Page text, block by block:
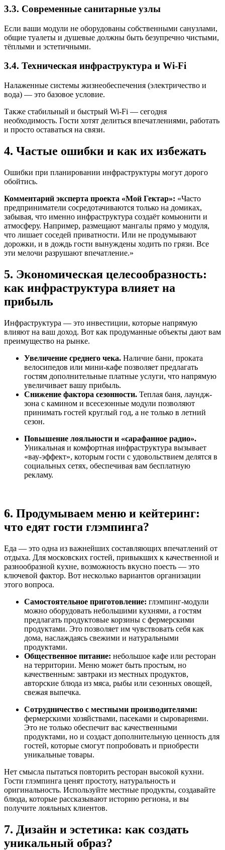
3.3. Современные санитарные узлы
Если ваши модули не оборудованы собственными санузлами,
общие туалеты и душевые должны быть безупречно чистыми,
тёплыми и эстетичными.
3.4. Техническая инфраструктура и Wi-Fi
Налаженные системы жизнеобеспечения (электричество и
вода) — это базовое условие.
Также стабильный и быстрый Wi-Fi — сегодня
необходимость. Гости хотят делиться впечатлениями, работать
и просто оставаться на связи.
4. Частые ошибки и как их избежать
Ошибки при планировании инфраструктуры могут дорого
обойтись.
Комментарий эксперта проекта «Мой Гектар»: «Часто
предприниматели сосредотачиваются только на домиках,
забывая, что именно инфраструктура создаёт комьюнити и
атмосферу. Например, размещают мангалы прямо у модуля,
что лишает соседей приватности. Или не продумывают
дорожки, и в дождь гости вынуждены ходить по грязи. Все
эти мелочи разрушают впечатление.»
5. Экономическая целесообразность:
как инфраструктура влияет на
прибыль
Инфраструктура — это инвестиции, которые напрямую
влияют на ваш доход. Вот как продуманные объекты дают вам
преимущество на рынке.
Увеличение среднего чека. Наличие бани, проката
велосипедов или мини-кафе позволяет предлагать
гостям дополнительные платные услуги, что напрямую
увеличивает вашу прибыль.
Снижение фактора сезонности. Теплая баня, лаундж-
зона с камином и всесезонные модули позволяют
принимать гостей круглый год, а не только в летний
сезон.
Повышение лояльности и «сарафанное радио».
Уникальная и комфортная инфраструктура вызывает
«вау-эффект», которым гости с удовольствием делятся в
социальных сетях, обеспечивая вам бесплатную
рекламу.
6. Продумываем меню и кейтеринг:
что едят гости глэмпинга?
Еда — это одна из важнейших составляющих впечатлений от
отдыха. Для московских гостей, привыкших к качественной и
разнообразной кухне, возможность вкусно поесть — это
ключевой фактор. Вот несколько вариантов организации
этого вопроса.
Самостоятельное приготовление: глэмпинг-модули
можно оборудовать небольшими кухнями, а гостям
предлагать продуктовые корзины с фермерскими
продуктами. Это позволяет им чувствовать себя как
дома, наслаждаясь свежими и натуральными
продуктами.
Общественное питание: небольшое кафе или ресторан
на территории. Меню может быть простым, но
качественным: завтраки из местных продуктов,
авторские блюда из мяса, рыбы или сезонных овощей,
свежая выпечка.
Сотрудничество с местными производителями:
фермерскими хозяйствами, пасеками и сыроварнями.
Это не только обеспечит вас качественными
продуктами, но и создаст дополнительную ценность для
гостей, которые смогут попробовать и приобрести
уникальные товары.
Нет смысла пытаться повторить ресторан высокой кухни.
Гости глэмпинга ценят простоту, натуральность и
оригинальность. Используйте местные продукты, создавайте
блюда, которые рассказывают историю региона, и вы
получите лояльных клиентов.
7. Дизайн и эстетика: как создать
уникальный образ?